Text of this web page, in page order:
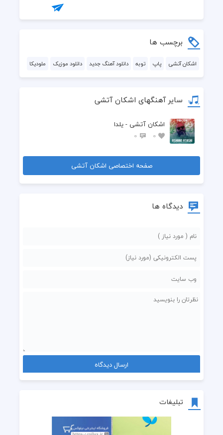
تبلیغات
  ولی میگن العاقل یکفیه العشاره
  آخه دنیا بی تو برام معنی نداره
  ولی میگن العاقل یکفیه العشاره
برچسب ها
اشکان آتشی پاپ توبه دانلود آهنگ جدید دانلود موزیک ملودیکا
سایر آهنگهای اشکان آتشی
اشکان آتشی - یلدا
0
0
صفحه اختصاصی اشکان آتشی
دیدگاه ها